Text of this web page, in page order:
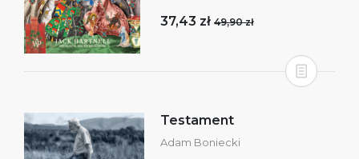
37,43 zł 49,90 zł
Testament
Adam Boniecki